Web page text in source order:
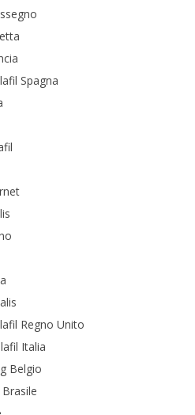
Spagna
Regno Unito
Italia
Belgio